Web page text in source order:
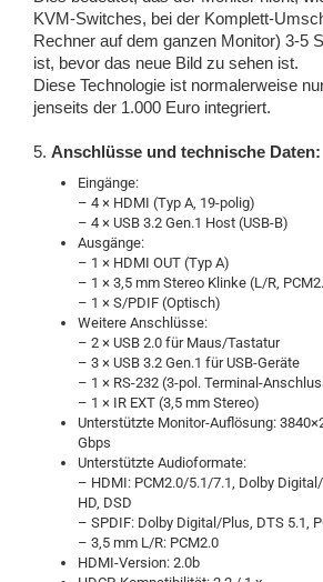
KVM-Switches, bei der Komplett-
Rechner auf dem ganzen Monitor) 3-5
ist, bevor das neue Bild zu sehen ist.
Diese Technologie ist normalerweise
jenseits der 1.000 Euro integriert.
5. Anschlüsse und technische Daten:
Eingänge:
– 4 × HDMI (Typ A, 19-polig)
– 4 × USB 3.2 Gen.1 Host (USB-B)
Ausgänge:
– 1 × HDMI OUT (Typ A)
– 1 × 3,5 mm Stereo Klinke (L/R,
– 1 × S/PDIF (Optisch)
Weitere Anschlüsse:
– 2 × USB 2.0 für Maus/Tastatur
– 3 × USB 3.2 Gen.1 für USB-Geräte
– 1 × RS-232 (3-pol. Terminal-
– 1 × IR EXT (3,5 mm Stereo)
Unterstützte Monitor-Auflösung:
Gbps
Unterstützte Audioformate:
– HDMI: PCM2.0/5.1/7.1, Dolby
HD, DSD
– SPDIF: Dolby Digital/Plus, DTS 5.1,
– 3,5 mm L/R: PCM2.0
HDMI-Version: 2.0b